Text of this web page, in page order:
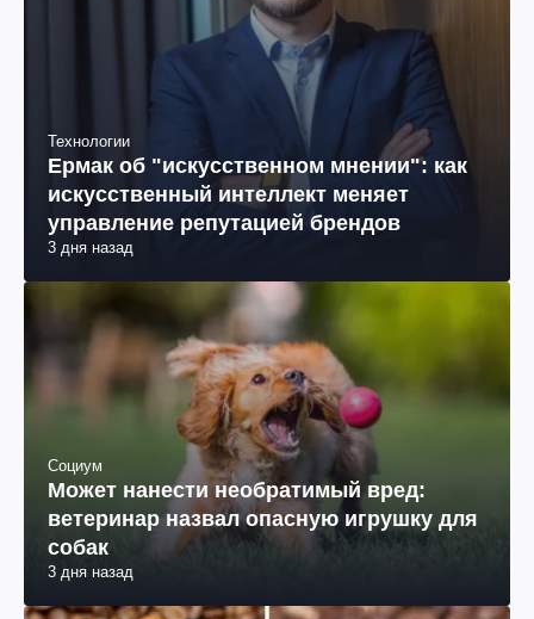
Технологии
Ермак об "искусственном мнении": как
искусственный интеллект меняет
управление репутацией брендов
3 дня назад
Социум
Может нанести необратимый вред:
ветеринар назвал опасную игрушку для
собак
3 дня назад